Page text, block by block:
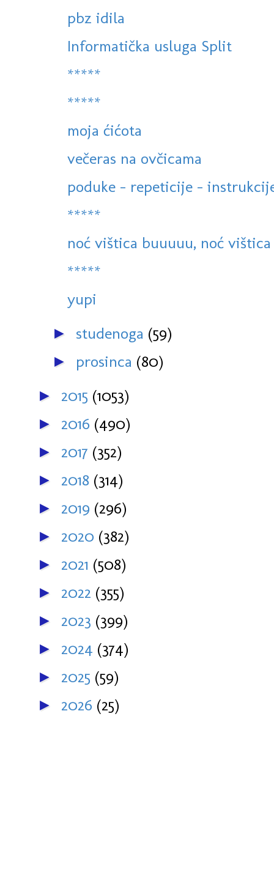
pbz idila
Informatička usluga Split
*****
*****
moja ćićota
večeras na ovčicama
poduke - repeticije -
*****
noć vištica buuuuu, noć
*****
yupi
► studenoga (59)
► prosinca (80)
► 2015 (1053)
► 2016 (490)
► 2017 (352)
► 2018 (314)
► 2019 (296)
► 2020 (382)
► 2021 (508)
► 2022 (355)
► 2023 (399)
► 2024 (374)
► 2025 (59)
► 2026 (25)